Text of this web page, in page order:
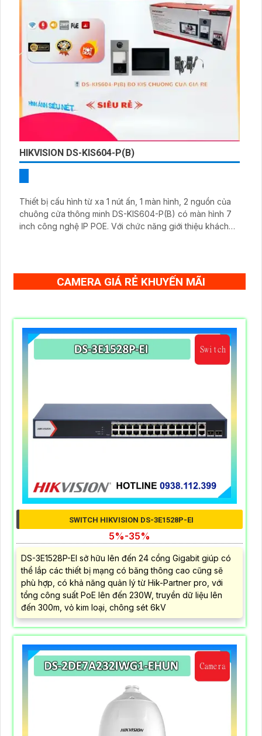
HIKVISION DS-KIS604-P(B)
Thiết bị cấu hình từ xa 1 nút ấn, 1 màn hình, 2 nguồn của
chuông cửa thông minh DS-KIS604-P(B) có màn hình 7
inch công nghệ IP POE. Với chức năng giới thiệu khách
CAMERA GIÁ RẺ KHUYẾN MÃI
SWITCH HIKVISION DS-3E1528P-EI
5%-35%
DS-3E1528P-EI sở hữu lên đến 24 cổng Gigabit giúp có
thể lắp các thiết bị mạng có băng thông cao cũng sẽ
phù hợp, có khả năng quản lý từ Hik-Partner pro, với
tổng công suất PoE lên đến 230W, truyền dữ liệu lên
đến 300m, vỏ kim loại, chông sét 6kV